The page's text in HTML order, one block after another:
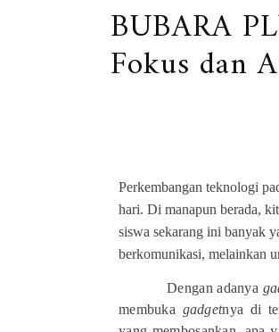
BUBARA
Fokus dan
Perkembangan teknologi
hari. Di manapun berada,
siswa sekarang ini banyak
berkomunikasi, melainkan
Dengan adanya
membuka gadgetnya di